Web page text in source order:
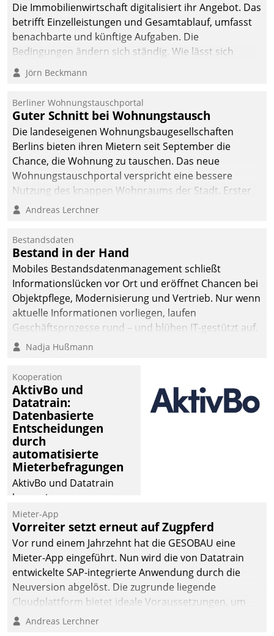
Die Immobilienwirtschaft digitalisiert ihr Angebot. Das
betrifft Einzelleistungen und Gesamtablauf, umfasst
benachbarte und künftige Aufgaben. Die
Bedingungen ändern sich ständig. Wie lässt sich
technisch die Kontrolle wahren und zugleich Freiraum
fürs Wachsen öffnen?
Jörn Beckmann
Berliner Wohnungstauschportal
Guter Schnitt bei Wohnungstausch
Die landeseigenen Wohnungsbaugesellschaften
Berlins bieten ihren Mietern seit September die
Chance, die Wohnung zu tauschen. Das neue
Wohnungstauschportal verspricht eine bessere
Nutzung des knappen Wohnraums der Stadt. Erster
Anwendungsfall für Datatrains Lösung API-Hub mit
Unternehmen.
Andreas Lerchner
Bestandsdaten
Bestand in der Hand
Mobiles Bestandsdatenmanagement schließt
Informationslücken vor Ort und eröffnet Chancen bei
Objektpflege, Modernisierung und Vertrieb. Nur wenn
aktuelle Informationen vorliegen, laufen
Geschäftsprozesse rund – und blühen IT-gestützt auf.
Nadja Hußmann
Kooperation
AktivBo und
Datatrain:
Datenbasierte
Entscheidungen
durch
automatisierte
Mieterbefragungen
AktivBo und Datatrain
kooperieren –
Immobilienunternehmen
profitieren: Die nahtlose
Integration der Lösungen
von AktivBo und
Datatrain ermöglicht
automatisiert ausgelöste,
zielgerichtete
Mieterbefragungen – eine
starke Grundlage für
Mieter-App
Vorreiter setzt erneut auf Zugpferd
Vor rund einem Jahrzehnt hat die GESOBAU eine
Mieter-App eingeführt. Nun wird die von Datatrain
entwickelte SAP-integrierte Anwendung durch die
Neuversion abgelöst. Die zugrunde liegende
Cloudplattform bietet ideale Voraussetzungen, um
die Funktionalität der App zu erweitern und weitere
Andreas Lerchner